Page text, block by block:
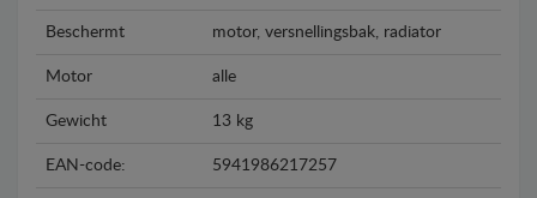
Beschermt motor, versnellingsbak, radiator
Motor alle
Gewicht 13 kg
EAN-code: 5941986217257